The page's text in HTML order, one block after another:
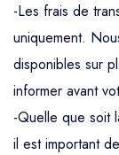
-Les frais de
uniquement.
disponibles sur
informer avant
-Quelle que soit
il est important